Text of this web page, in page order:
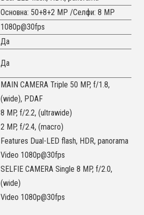
Oсновна: 50+8+2 MP /Селфи: 8 MP
1080p@30fps
Да
Да
MAIN CAMERA Triple 50 MP, f/1.8,
(wide), PDAF
8 MP, f/2.2, (ultrawide)
2 MP, f/2.4, (macro)
Features Dual-LED flash, HDR, panorama
Video 1080p@30fps
SELFIE CAMERA Single 8 MP, f/2.0,
(wide)
Video 1080p@30fps